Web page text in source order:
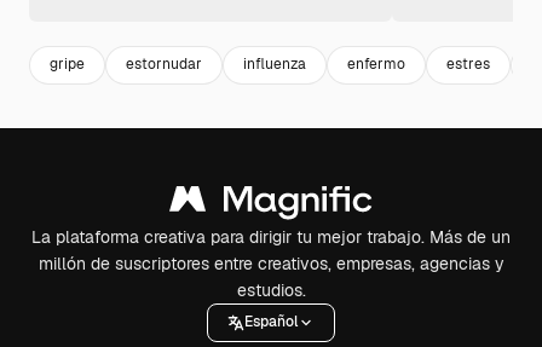
gripe estornudar influenza enfermo estres
La plataforma creativa para dirigir tu mejor trabajo. Más de un
millón de suscriptores entre creativos, empresas, agencias y
estudios.
Español